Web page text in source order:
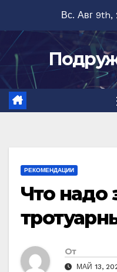
содержимому
Вс. Авг 9th,
РЕКОМЕНДАЦИИ
Что надо
От
МАЙ 13,